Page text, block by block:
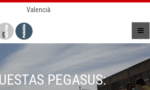
Valencià
PEGASUS: